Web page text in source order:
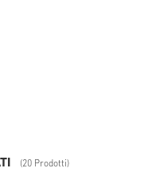
(20 Prodotti)